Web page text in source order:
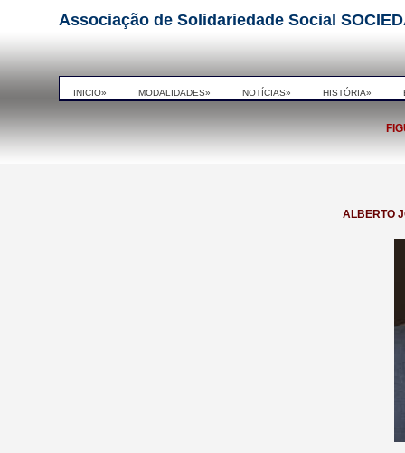
Associação de Solidariedade Social
INICIO» MODALIDADES» NOTÍCIAS» HISTÓRIA»
ALBERTO